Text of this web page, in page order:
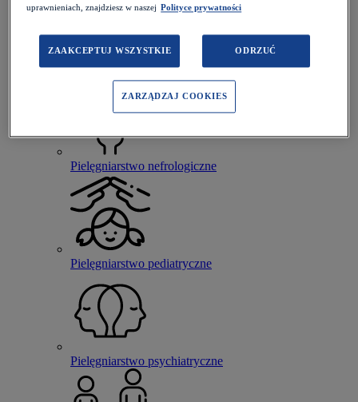
Pielęgniarstwo kardiologiczne
Pielęgniarstwo nefrologiczne
Pielęgniarstwo pediatryczne
Pielęgniarstwo psychiatryczne
uprawnieniach, znajdziesz w naszej Polityce prywatności
ZAAKCEPTUJ WSZYSTKIE ODRZUĆ
ZARZĄDZAJ COOKIES